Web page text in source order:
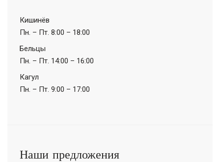
Кишинёв
Пн. – Пт. 8:00 – 18:00
Бельцы
Пн. – Пт. 14:00 – 16:00
Кагул
Пн. – Пт. 9:00 – 17:00
Наши предложения